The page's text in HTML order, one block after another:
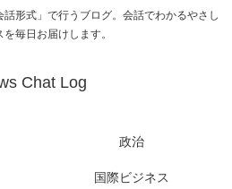
形式」で行うブログ。会話でわかるやさし
を毎日お届けします。
Chat Log
政治
国際ビジネス